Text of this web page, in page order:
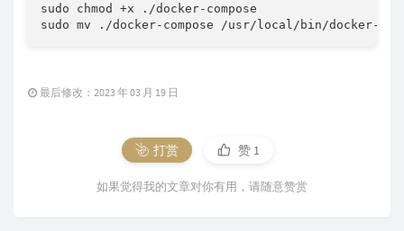
sudo chmod +x ./docker-compose
sudo mv ./docker-compose /usr/local/bin/docker-
最后修改：2023 年 03 月 19 日
打赏 赞 1
如果觉得我的文章对你有用，请随意赞赏